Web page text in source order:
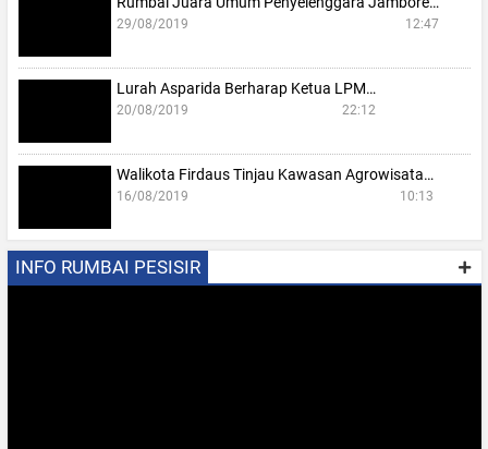
29/08/2019 12:47
Lurah Asparida Berharap Ketua LPM…
20/08/2019 22:12
Walikota Firdaus Tinjau Kawasan Agrowisata…
16/08/2019 10:13
INFO RUMBAI PESISIR